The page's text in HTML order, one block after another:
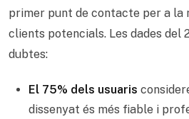
primer punt de contacte per a la
clients potencials. Les dades del
dubtes:
El 75% dels usuaris
dissenyat és més fiable i